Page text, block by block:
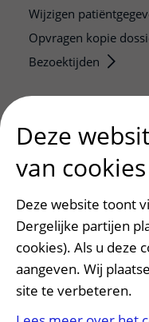
Wijzigen
Opvragen kopie
Bezoektijden
Onderwijs en
Onze opleidingen
De Nieuwe Utrechtse
Stage en
Research
Strategic programs
Research groups
Researchers
Research technologies
Deze
van cookies
Deze website toont
Dergelijke partijen
cookies). Als u deze
aangeven. Wij
site te verbeteren.